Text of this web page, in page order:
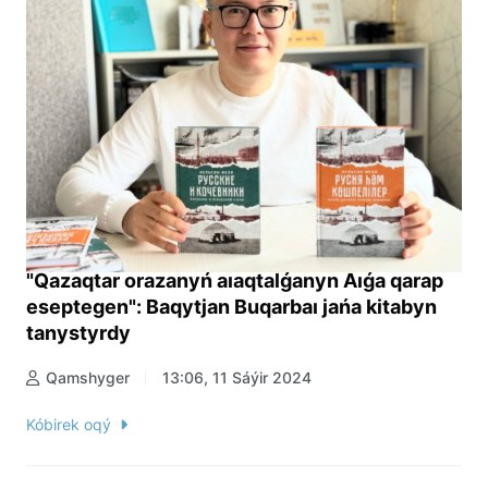
"Qazaqtar orazanyń aıaqtalǵanyn Aıǵa qarap
eseptegen": Baqytjan Buqarbaı jańa kitabyn
tanystyrdy
Qamshyger 13:06, 11 Sáýir 2024
Kóbirek oqý